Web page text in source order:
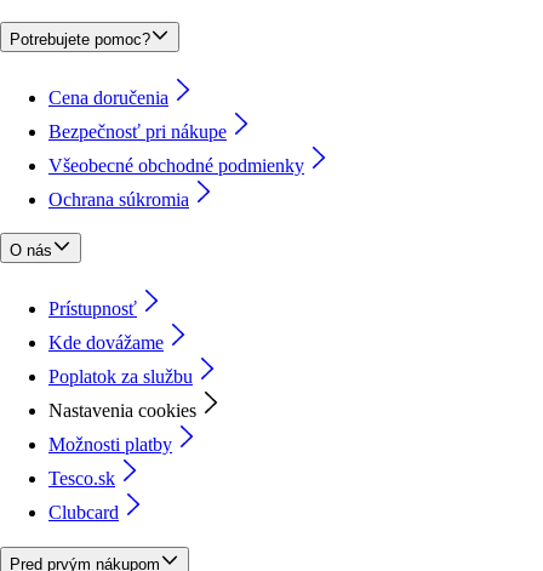
Potrebujete pomoc?
Cena doručenia
Bezpečnosť pri nákupe
Všeobecné obchodné podmienky
Ochrana súkromia
O nás
Prístupnosť
Kde dovážame
Poplatok za službu
Nastavenia cookies
Možnosti platby
Tesco.sk
Clubcard
Pred prvým nákupom